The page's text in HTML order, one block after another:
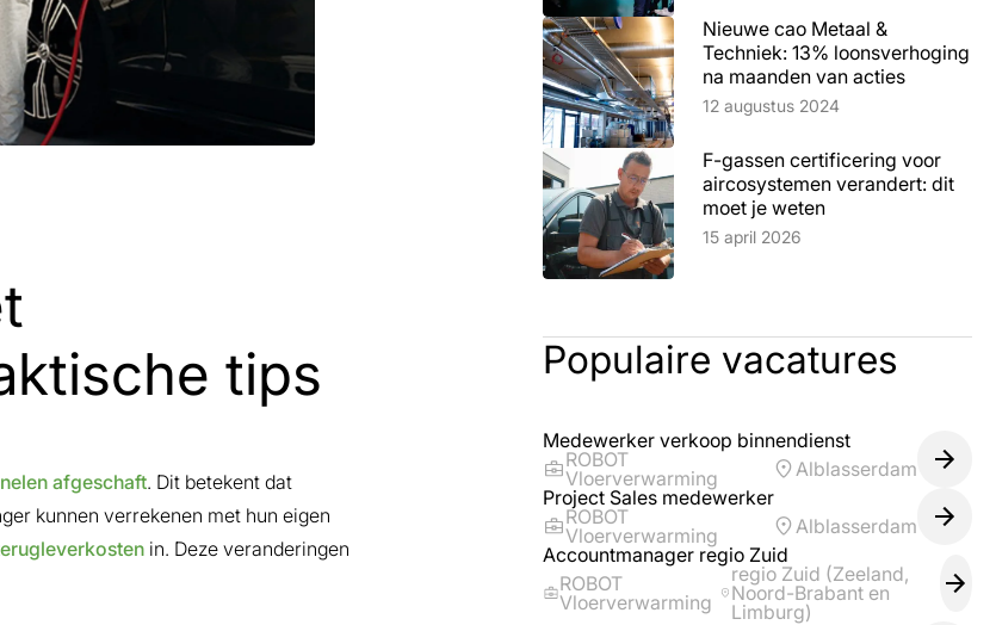
tips
afgeschaft. Dit betekent dat
kunnen verrekenen met hun eigen
in. Deze veranderingen
Nieuwe cao Metaal &
Techniek: 13% loonsverhoging
na maanden van acties
Lees artikel
12 augustus 2024
F-gassen certificering voor
aircosystemen verandert: dit
moet je weten
Lees artikel
15 april 2026
Populaire vacatures
Medewerker verkoop binnendienst
ROBOT
Vloerverwarming
Alblasserdam
Project Sales medewerker
ROBOT
Vloerverwarming
Alblasserdam
Accountmanager regio Zuid
ROBOT
Vloerverwarming
regio Zuid (Zeeland,
Noord-Brabant en
Limburg)